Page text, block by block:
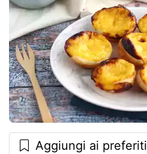
Aggiungi ai preferiti